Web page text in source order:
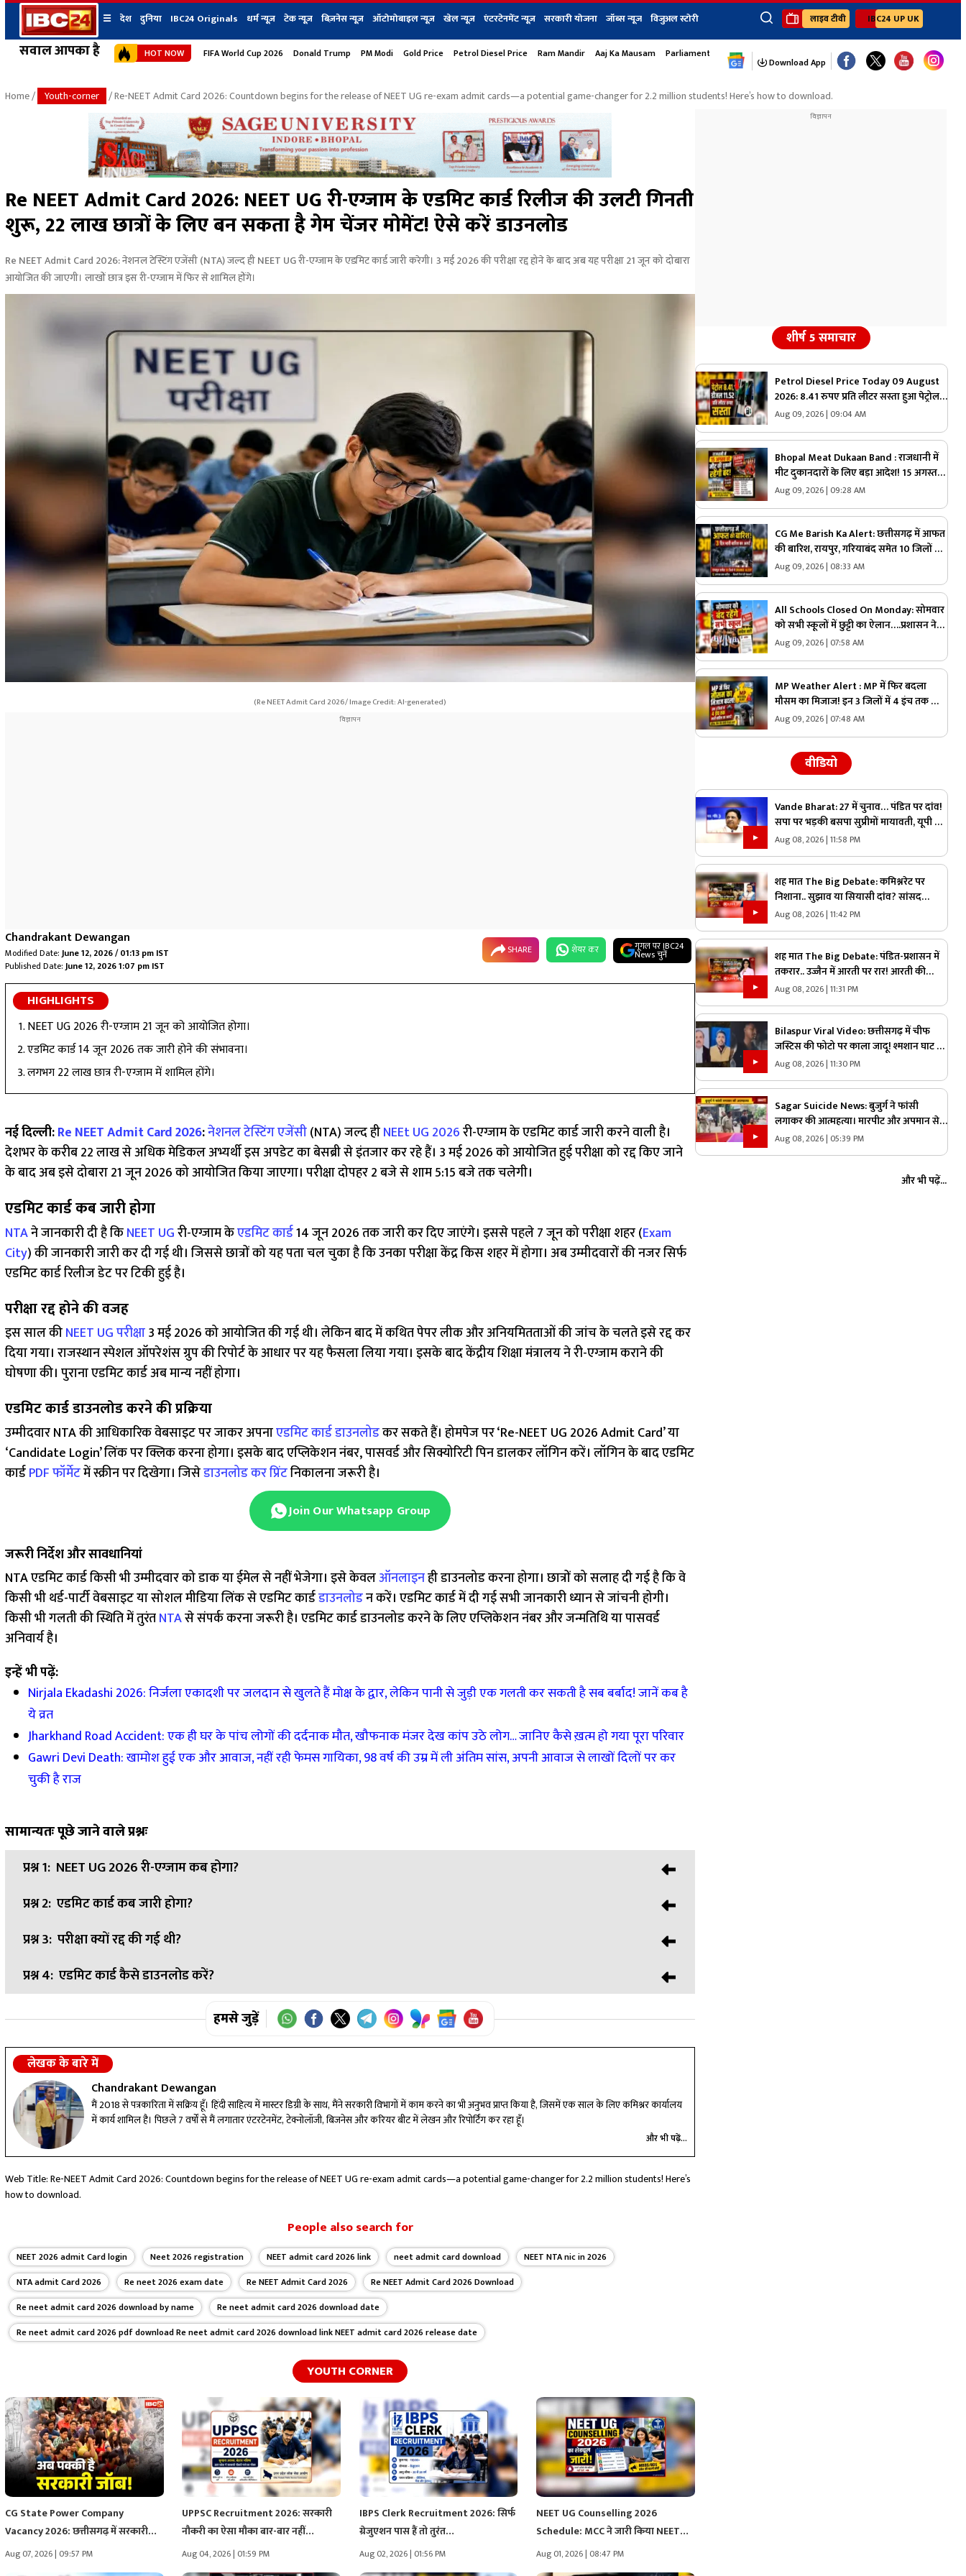
सवाल आपका है
☰ देश दुनिया IBC24 Originals धर्म न्यूज़ टेक न्यूज़ बिज़नेस न्यूज़ ऑटोमोबाइल न्यूज़ खेल न्यूज़ एंटरटेनमेंट न्यूज़ सरकारी योजना जॉब्स न्यूज विजुअल स्टोरी
×
छत्तीसगढ़ न्यूज
उत्तर प्रदेश न्यूज
बिहार न्यूज
उत्तराखंड न्यूज
हिमाचल प्रदेश न्यूज
हरियाणा न्यूज
शहर
भोपाल
जबलपुर
ग्वालियर
रायपुर
दुनिया IBC24 Originals
शेयर बाज़ार गैजेट्स न्यूज
जॉब्स न्यूज
यूथ कॉर्नर
Youtube Channels
Ibc24 Jankarwan
लाइव टीवी IBC24 UP UK
HOT NOW FIFA World Cup 2026 Donald Trump PM Modi Gold Price Petrol Diesel Price Ram Mandir Aaj Ka Mausam Parliament Monsoon Session
Download App
Home/ Youth-corner / Re-NEET Admit Card 2026: Countdown begins for the release of NEET UG re-exam admit cards—a potential game-changer for 2.2 million students! Here’s how to download.
Re NEET Admit Card 2026: NEET UG री-एग्जाम के एडमिट कार्ड रिलीज की उलटी गिनती
शुरू, 22 लाख छात्रों के लिए बन सकता है गेम चेंजर मोमेंट! ऐसे करें डाउनलोड
Re NEET Admit Card 2026: नेशनल टेस्टिंग एजेंसी (NTA) जल्द ही NEET UG री-एग्जाम के एडमिट कार्ड जारी करेगी। 3 मई 2026 की परीक्षा रद्द होने के बाद अब यह परीक्षा 21 जून को दोबारा
आयोजित की जाएगी। लाखों छात्र इस री-एग्जाम में फिर से शामिल होंगे।
(Re NEET Admit Card 2026/ Image Credit: AI-generated)
Chandrakant Dewangan
Modified Date:June 12, 2026 / 01:13 pm IST
Published Date:June 12, 2026 1:07 pm IST
SHARE शेयर कर गूगल पर IBC24
News चुनें
HIGHLIGHTS
NEET UG 2026 री-एग्जाम 21 जून को आयोजित होगा।
एडमिट कार्ड 14 जून 2026 तक जारी होने की संभावना।
लगभग 22 लाख छात्र री-एग्जाम में शामिल होंगे।
नई दिल्ली:Re NEET Admit Card 2026:नेशनल टेस्टिंग एजेंसी(NTA) जल्द हीNEEt UG 2026री-एग्जाम के एडमिट कार्ड जारी करने वाली है।
देशभर के करीब 22 लाख से अधिक मेडिकल अभ्यर्थी इस अपडेट का बेसब्री से इंतजार कर रहे हैं। 3 मई 2026 को आयोजित हुई परीक्षा को रद्द किए जाने
के बाद अब इसे दोबारा 21 जून 2026 को आयोजित किया जाएगा। परीक्षा दोपहर 2 बजे से शाम 5:15 बजे तक चलेगी।
एडमिट कार्ड कब जारी होगा
NTAने जानकारी दी है किNEET UGरी-एग्जाम केएडमिट कार्ड14 जून 2026 तक जारी कर दिए जाएंगे। इससे पहले 7 जून को परीक्षा शहर (Exam
City) की जानकारी जारी कर दी गई थी। जिससे छात्रों को यह पता चल चुका है कि उनका परीक्षा केंद्र किस शहर में होगा। अब उम्मीदवारों की नजर सिर्फ
एडमिट कार्ड रिलीज डेट पर टिकी हुई है।
परीक्षा रद्द होने की वजह
इस साल कीNEET UG परीक्षा3 मई 2026 को आयोजित की गई थी। लेकिन बाद में कथित पेपर लीक और अनियमितताओं की जांच के चलते इसे रद्द कर
दिया गया। राजस्थान स्पेशल ऑपरेशंस ग्रुप की रिपोर्ट के आधार पर यह फैसला लिया गया। इसके बाद केंद्रीय शिक्षा मंत्रालय ने री-एग्जाम कराने की
घोषणा की। पुराना एडमिट कार्ड अब मान्य नहीं होगा।
एडमिट कार्ड डाउनलोड करने की प्रक्रिया
उम्मीदवार NTA की आधिकारिक वेबसाइट पर जाकर अपनाएडमिट कार्ड डाउनलोडकर सकते हैं। होमपेज पर ‘Re-NEET UG 2026 Admit Card’ या
‘Candidate Login’ लिंक पर क्लिक करना होगा। इसके बाद एप्लिकेशन नंबर, पासवर्ड और सिक्योरिटी पिन डालकर लॉगिन करें। लॉगिन के बाद एडमिट
कार्डPDF फॉर्मेटमें स्क्रीन पर दिखेगा। जिसेडाउनलोड कर प्रिंटनिकालना जरूरी है।
Join Our Whatsapp Group
जरूरी निर्देश और सावधानियां
NTA एडमिट कार्ड किसी भी उम्मीदवार को डाक या ईमेल से नहीं भेजेगा। इसे केवलऑनलाइनही डाउनलोड करना होगा। छात्रों को सलाह दी गई है कि वे
किसी भी थर्ड-पार्टी वेबसाइट या सोशल मीडिया लिंक से एडमिट कार्डडाउनलोडन करें। एडमिट कार्ड में दी गई सभी जानकारी ध्यान से जांचनी होगी।
किसी भी गलती की स्थिति में तुरंतNTAसे संपर्क करना जरूरी है। एडमिट कार्ड डाउनलोड करने के लिए एप्लिकेशन नंबर और जन्मतिथि या पासवर्ड
अनिवार्य है।
इन्हें भी पढ़ें:
Nirjala Ekadashi 2026: निर्जला एकादशी पर जलदान से खुलते हैं मोक्ष के द्वार, लेकिन पानी से जुड़ी एक गलती कर सकती है सब बर्बाद! जानें कब है
ये व्रत
Jharkhand Road Accident: एक ही घर के पांच लोगों की दर्दनाक मौत, खौफनाक मंजर देख कांप उठे लोग… जानिए कैसे ख़त्म हो गया पूरा परिवार
Gawri Devi Death: खामोश हुई एक और आवाज, नहीं रही फेमस गायिका, 98 वर्ष की उम्र में ली अंतिम सांस, अपनी आवाज से लाखों दिलों पर कर
चुकी है राज
सामान्यतः पूछे जाने वाले प्रश्नः
प्रश्न 1: NEET UG 2026 री-एग्जाम कब होगा?
उत्तर:NEET UG 2026 री-एग्जाम 21 जून 2026 को आयोजित किया जाएगा।
प्रश्न 2: एडमिट कार्ड कब जारी होगा?
उत्तर:NTA के अनुसार एडमिट कार्ड 14 जून 2026 तक जारी किए जाएंगे।
प्रश्न 3: परीक्षा क्यों रद्द की गई थी?
उत्तर:कथित पेपर लीक और अनियमितताओं की जांच के बाद परीक्षा रद्द की गई थी।
प्रश्न 4: एडमिट कार्ड कैसे डाउनलोड करें?
उत्तर:उम्मीदवार NTA की आधिकारिक वेबसाइट पर जाकर लॉगिन करके एडमिट कार्ड डाउनलोड कर सकते हैं।
हमसे जुड़ें
लेखक के बारे में
Chandrakant Dewangan
मैं 2018 से पत्रकारिता में सक्रिय हूँ। हिंदी साहित्य में मास्टर डिग्री के साथ, मैंने सरकारी विभागों में काम करने का भी अनुभव प्राप्त किया है, जिसमें एक साल के लिए कमिश्नर कार्यालय
में कार्य शामिल है। पिछले 7 वर्षों से मैं लगातार एंटरटेनमेंट, टेक्नोलॉजी, बिजनेस और करियर बीट में लेखन और रिपोर्टिंग कर रहा हूँ।
और भी पढ़ें...
Web Title: Re-NEET Admit Card 2026: Countdown begins for the release of NEET UG re-exam admit cards—a potential game-changer for 2.2 million students! Here’s
how to download.
People also search for
NEET 2026 admit Card login Neet 2026 registration NEET admit card 2026 link neet admit card download
NEET NTA nic in 2026
NTA admit Card 2026
Re neet 2026 exam date Re NEET Admit Card 2026
Re NEET Admit Card 2026 Download
Re neet admit card 2026 download by name
Re neet admit card 2026 download date
Re neet admit card 2026 pdf download Re neet admit card 2026 download link NEET admit card 2026 release date
YOUTH CORNER
CG State Power Company
Vacancy 2026: छत्तीसगढ़ में सरकारी
नौकरियों…
Aug 07, 2026 | 09:57 PM
UPPSC Recruitment 2026: सरकारी
नौकरी का ऐसा मौका बार-बार नहीं…
Aug 04, 2026 | 01:59 PM
IBPS Clerk Recruitment 2026: सिर्फ
ग्रेजुएशन पास हैं तो तुरंत…
Aug 02, 2026 | 01:56 PM
NEET UG Counselling 2026
Schedule: MCC ने जारी किया NEET…
Aug 01, 2026 | 08:47 PM
शीर्ष 5 समाचार
Petrol Diesel Price Today 09 August
2026: 8.41 रुपए प्रति लीटर सस्ता हुआ पेट्रोल,
डीजल की कीमतों में भी 11.52 रुपए की कटौती,
Aug 09, 2026 | 09:04 AM
Bhopal Meat Dukaan Band : राजधानी में
मीट दुकानदारों के लिए बड़ा आदेश! 15 अगस्त
समेत 7 दिनों तक बंद रहेंगी दुकानें, जानें कौन-
Aug 09, 2026 | 09:28 AM
CG Me Barish Ka Alert: छत्तीसगढ़ में आफत
की बारिश, रायपुर, गरियाबंद समेत 10 जिलों में
ऑरेंज अलर्ट, 12 अगस्त तक भारी बारिश की
Aug 09, 2026 | 08:33 AM
All Schools Closed On Monday: सोमवार
को सभी स्कूलों में छुट्टी का ऐलान….प्रशासन ने
जारी किया आदेश, इसलिए लिया गया बड़ा
Aug 09, 2026 | 07:58 AM
MP Weather Alert : MP में फिर बदला
मौसम का मिजाज! इन 3 जिलों में 4 इंच तक भारी
बारिश का अलर्ट, जानें भोपाल-इंदौर का हाल
Aug 09, 2026 | 07:48 AM
वीडियो
Vande Bharat: 27 में चुनाव… पंडित पर दांव!
सपा पर भड़की बसपा सुप्रीमों मायावती, यूपी में
ब्राह्मण वोट पर क्यों छिड़ी महाभारत?
Aug 08, 2026 | 11:58 PM
शह मात The Big Debate: कमिश्नरेट पर
निशाना.. सुझाव या सियासी दांव? सांसद
बृजमोहन अग्रवाल ने रायपुर कमिश्नरेट पर उठाए
सवाल, क्या वाकई में सिस्टम में सुधार की है
जरूरत
Aug 08, 2026 | 11:42 PM
शह मात The Big Debate: पंडित-प्रशासन में
तकरार.. उज्जैन में आरती पर रार! आरती की
व्यवस्था को लेकर गहराया विवाद, आरती के
अधिकार को लेकर क्यों उग्र हुए पंडित?
Aug 08, 2026 | 11:31 PM
Bilaspur Viral Video: छत्तीसगढ़ में चीफ
जस्टिस की फोटो पर काला जादू! श्मशान घाट में
इन चीजों के साथ मिला युवक, देखिए ये पूरा
वीडियो
Aug 08, 2026 | 11:30 PM
Sagar Suicide News: बुजुर्ग ने फांसी
लगाकर की आत्महत्या। मारपीट और अपमान से
आहत होकर लगाई फांसी
Aug 08, 2026 | 05:39 PM
और भी पढ़ें...